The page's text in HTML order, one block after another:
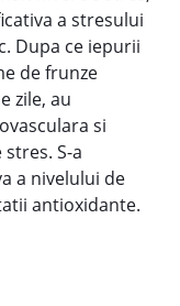
a stresului
Dupa ce iepurii
de frunze
zile, au
si
S-a
a nivelului de
antioxidante.